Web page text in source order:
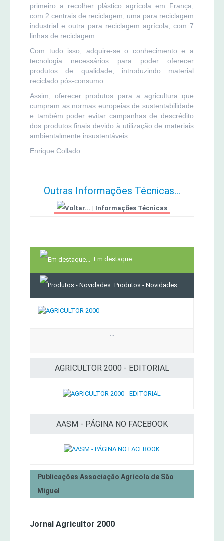
primeiro a recolher plástico agrícola em França,
com 2 centrais de reciclagem, uma para reciclagem
industrial e outra para reciclagem agrícola, com 7
linhas de reciclagem.
Com tudo isso, adquire-se o conhecimento e a
tecnologia necessários para poder oferecer
produtos de qualidade, introduzindo material
reciclado pós-consumo.
Assim, oferecer produtos para a agricultura que
cumpram as normas europeias de sustentabilidade
e também poder evitar campanhas de descrédito
dos produtos finais devido à utilização de materiais
ambientalmente insustentáveis.
Enrique Collado
Outras Informações Técnicas...
| Informações Técnicas
Em destaque...
Produtos - Novidades
...
AGRICULTOR 2000 - EDITORIAL
AASM - PÁGINA NO FACEBOOK
Publicações Associação Agrícola de São
Miguel
Jornal Agricultor 2000